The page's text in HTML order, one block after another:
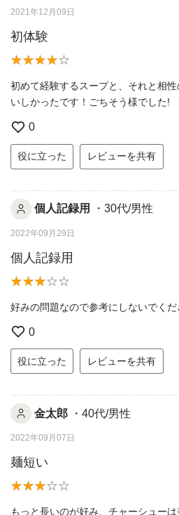
2021年12月09日
初体験
初めて経験するスープと、それと相
いしかったです！ごちそう様でした!
0
役に立った レビューを共有
個人記録用 ・30代/男性
2022年09月29日
個人記録用
好みの問題なので参考にしないでくだ
0
役に立った レビューを共有
金太郎 ・40代/男性
2022年09月07日
麺短い
もっと長いのが好み、チャーシューは